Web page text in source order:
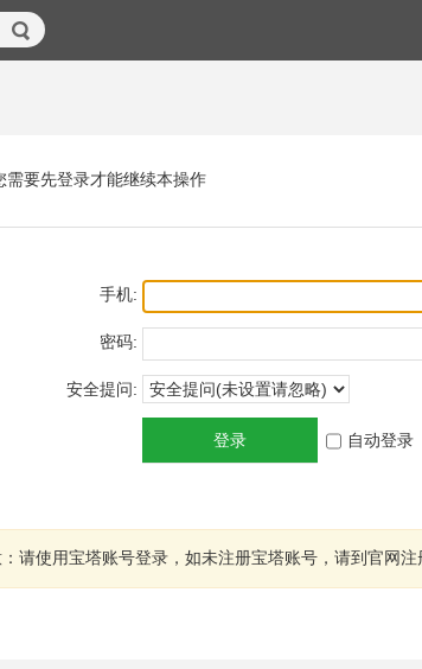
需要先登录才能继续本操作
手机:
密码:
安全提问:
登录 自动登录
请使用宝塔账号登录，如未注册宝塔账号，请到官网注